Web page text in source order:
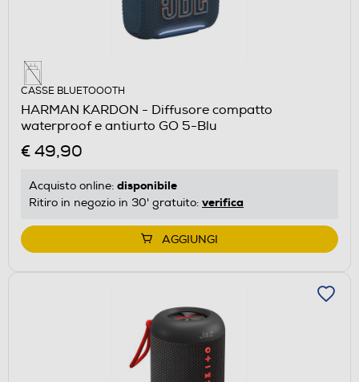
CASSE BLUETOOOTH
HARMAN KARDON - Diffusore compatto
waterproof e antiurto GO 5-Blu
€ 49,90
Acquisto online: disponibile
Ritiro in negozio in 30' gratuito: verifica
AGGIUNGI